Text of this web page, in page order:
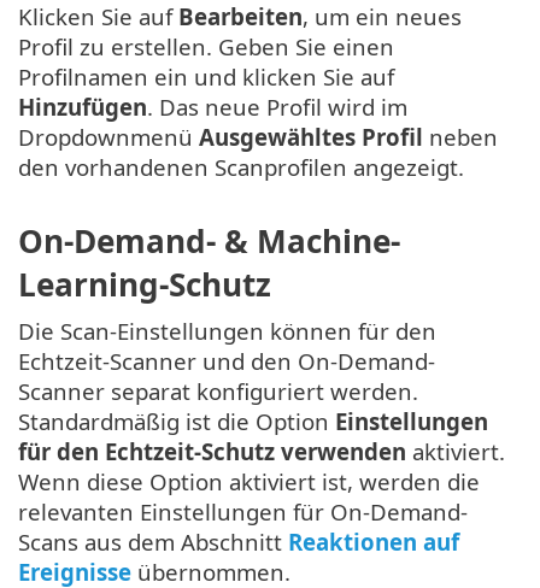
Klicken Sie auf Bearbeiten, um ein neues
Profil zu erstellen. Geben Sie einen
Profilnamen ein und klicken Sie auf
Hinzufügen. Das neue Profil wird im
Dropdownmenü Ausgewähltes Profil neben
den vorhandenen Scanprofilen angezeigt.
On-Demand- & Machine-
Learning-Schutz
Die Scan-Einstellungen können für den
Echtzeit-Scanner und den On-Demand-
Scanner separat konfiguriert werden.
Standardmäßig ist die Option Einstellungen
für den Echtzeit-Schutz verwenden aktiviert.
Wenn diese Option aktiviert ist, werden die
relevanten Einstellungen für On-Demand-
Scans aus dem Abschnitt Reaktionen auf
Ereignisse übernommen.